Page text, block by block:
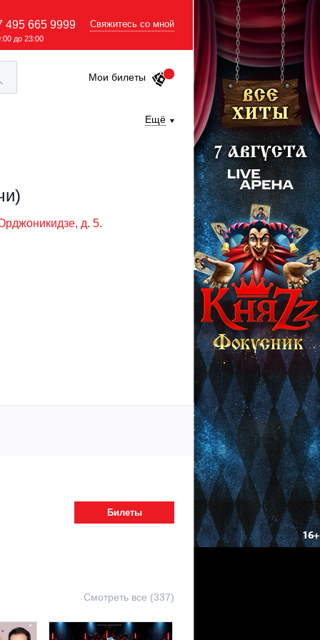
495 665 9999
до 23:00
Свяжитесь со мной
Мои билеты
Ещё
д. 5.
Билеты
Смотреть все (337)